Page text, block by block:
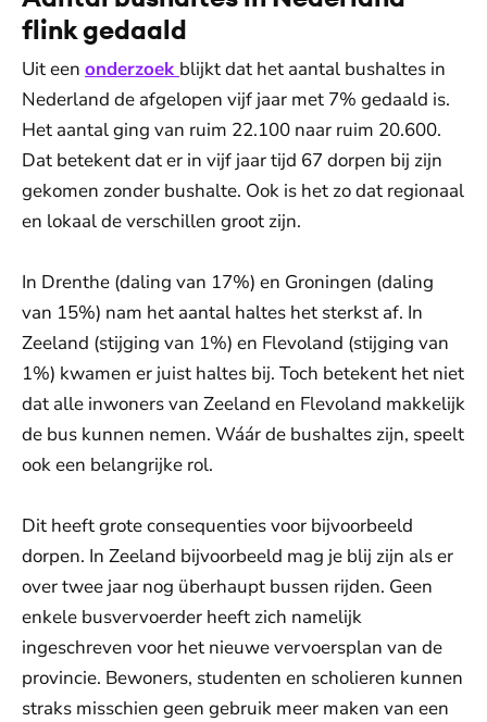
flink gedaald
Uit een onderzoek blijkt dat het aantal bushaltes in
Nederland de afgelopen vijf jaar met 7% gedaald is.
Het aantal ging van ruim 22.100 naar ruim 20.600.
Dat betekent dat er in vijf jaar tijd 67 dorpen bij zijn
gekomen zonder bushalte. Ook is het zo dat regionaal
en lokaal de verschillen groot zijn.
In Drenthe (daling van 17%) en Groningen (daling
van 15%) nam het aantal haltes het sterkst af. In
Zeeland (stijging van 1%) en Flevoland (stijging van
1%) kwamen er juist haltes bij. Toch betekent het niet
dat alle inwoners van Zeeland en Flevoland makkelijk
de bus kunnen nemen. Wáár de bushaltes zijn, speelt
ook een belangrijke rol.
Dit heeft grote consequenties voor bijvoorbeeld
dorpen. In Zeeland bijvoorbeeld mag je blij zijn als er
over twee jaar nog überhaupt bussen rijden. Geen
enkele busvervoerder heeft zich namelijk
ingeschreven voor het nieuwe vervoersplan van de
provincie. Bewoners, studenten en scholieren kunnen
straks misschien geen gebruik meer maken van een